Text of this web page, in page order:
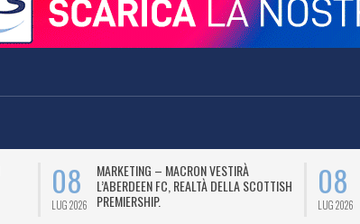
08
LUG 2026
MARKETING – MACRON VESTIRÀ
L’ABERDEEN FC, REALTÀ DELLA SCOTTISH
PREMIERSHIP.
08
LUG 2026